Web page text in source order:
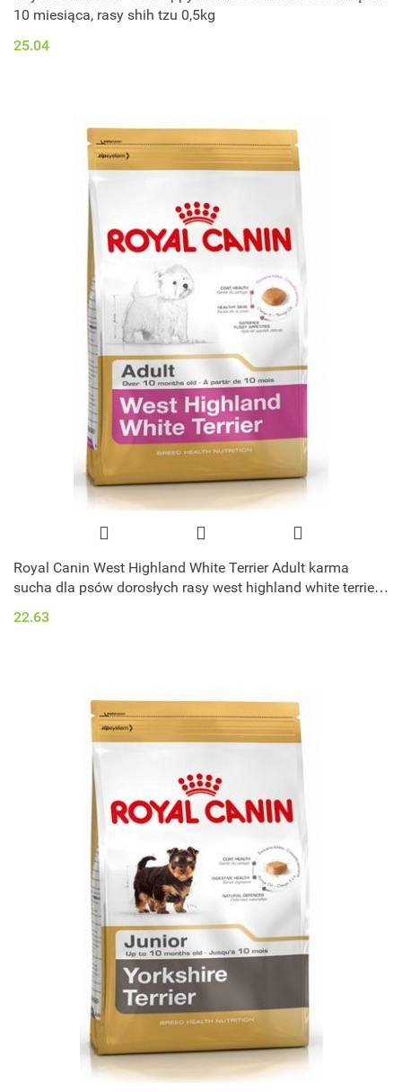
10 miesiąca, rasy shih tzu 0,5kg
25.04
Royal Canin West Highland White Terrier Adult karma
sucha dla psów dorosłych rasy west highland white terrier
22.63